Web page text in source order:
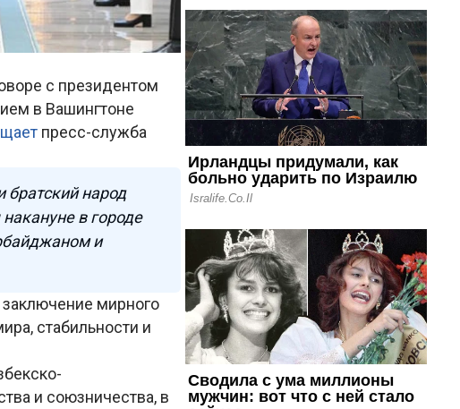
с президентом
в Вашингтоне
пресс-служба
братский народ
в городе
и
мирного
стабильности и
и союзничества, в